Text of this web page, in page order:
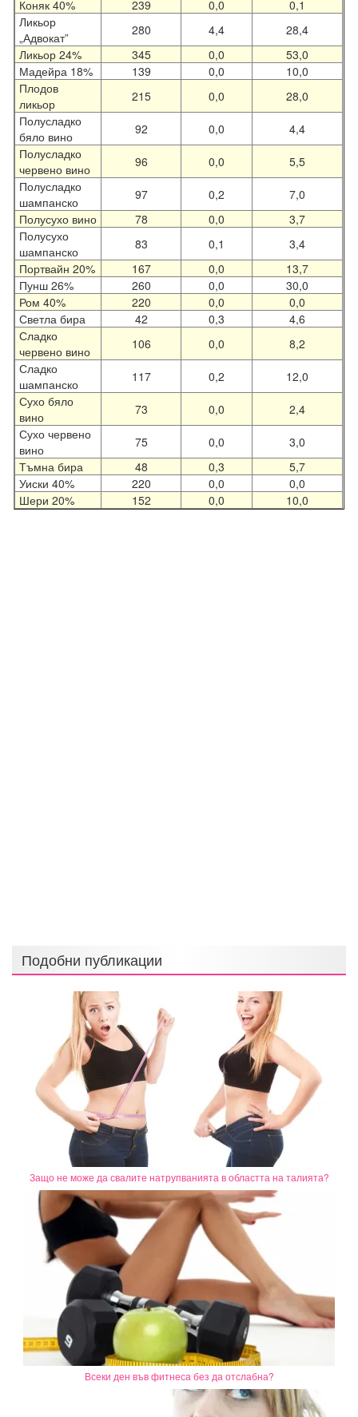
Коняк 40% 239 0,0
0,1
Ликьор
„Адвокат”
280 4,4
28,4
Ликьор 24%
345 0,0
53,0
Мадейра 18%
139 0,0
10,0
Плодов
ликьор
215 0,0
28,0
Полусладко
бяло вино
92 0,0
4,4
Полусладко
червено вино
96 0,0
5,5
Полусладко
шампанско
97 0,2
7,0
Полусухо вино
78 0,0
3,7
Полусухо
шампанско
83 0,1
3,4
Портвайн 20%
167 0,0
13,7
Пунш 26%
260 0,0
30,0
Ром 40%
220 0,0
0,0
Светла бира
42 0,3
4,6
Сладко
червено вино
106 0,0
8,2
Сладко
шампанско
117 0,2
12,0
Сухо бяло
вино
73 0,0
2,4
Сухо червено
вино
75 0,0
3,0
Тъмна бира
48 0,3
5,7
Уиски 40%
220 0,0
0,0
Шери 20%
152 0,0 10,0
Подобни публикации
Защо не може да свалите натрупванията в областта на талията?
Всеки ден във фитнеса без да отслабна?